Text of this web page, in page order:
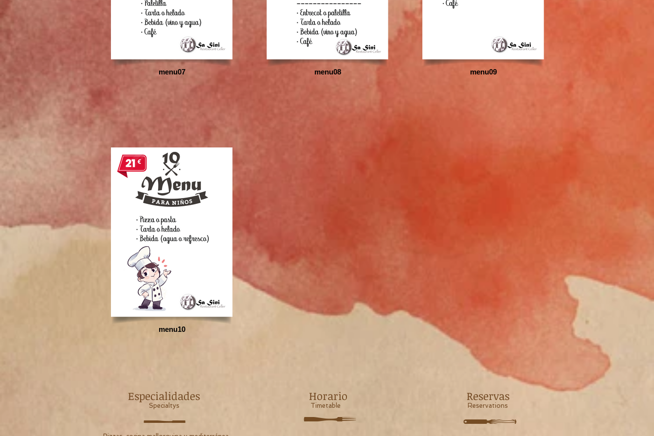
menu07 menu08 menu09
menu10
Especialidades
Specialtys
Horario
Timetable
Reservas
Reservations